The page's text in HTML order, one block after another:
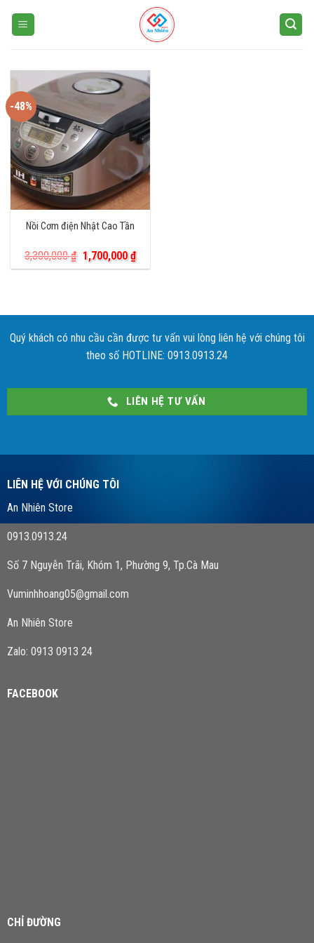
-48%
Nồi Cơm điện Nhật Cao Tần
3,300,000₫ Giá
gốc
1,700,000₫Giá
hiện
Quý khách có nhu cầu cần được tư vấn vui lòng liên hệ với chúng tôi
theo số HOTLINE: 0913.0913.24
LIÊN HỆ TƯ VẤN
LIÊN HỆ VỚI CHÚNG TÔI
An Nhiên Store
0913.0913.24
Số 7 Nguyễn Trãi, Khóm 1, Phường 9, Tp.Cà Mau
Vuminhhoang05@gmail.com
An Nhiên Store
Zalo: 0913 0913 24
FACEBOOK
CHỈ ĐƯỜNG